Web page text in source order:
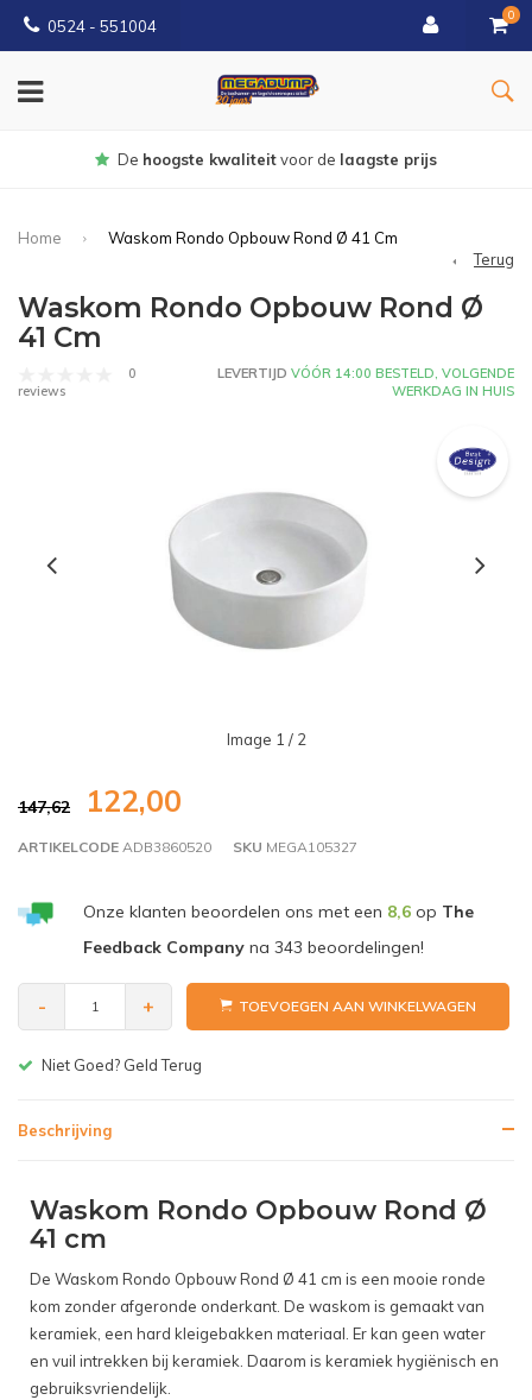
0524 - 551004
0
De hoogste kwaliteitvoor de laagste prijs
Home
Waskom Rondo Opbouw Rond Ø 41 Cm
Terug
Waskom Rondo Opbouw Rond Ø
41 Cm
0
reviews
LEVERTIJD VÓÓR 14:00 BESTELD, VOLGENDE
WERKDAG IN HUIS
Image 1 / 2
147,62 122,00
ARTIKELCODE ADB3860520 SKU MEGA105327
Onze klanten beoordelen ons met een 8,6op The
Feedback Companyna 343 beoordelingen!
- + TOEVOEGEN AAN WINKELWAGEN
Niet Goed? Geld Terug
Beschrijving
Waskom Rondo Opbouw Rond Ø
41 cm
De Waskom Rondo Opbouw Rond Ø 41 cm is een mooie ronde
kom zonder afgeronde onderkant. De waskom is gemaakt van
keramiek, een hard kleigebakken materiaal. Er kan geen water
en vuil intrekken bij keramiek. Daarom is keramiek hygiënisch en
gebruiksvriendelijk.